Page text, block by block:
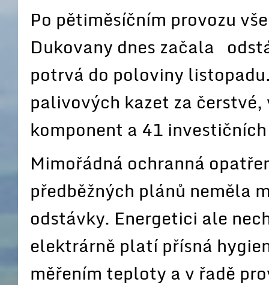
Po pětiměsíčním provozu
Dukovany dnes začala
potrvá do poloviny
palivových kazet za
komponent a 41
Mimořádná ochranná
předběžných plánů neměla
odstávky. Energetici ale
elektrárně platí přísná
měřením teploty a v řadě